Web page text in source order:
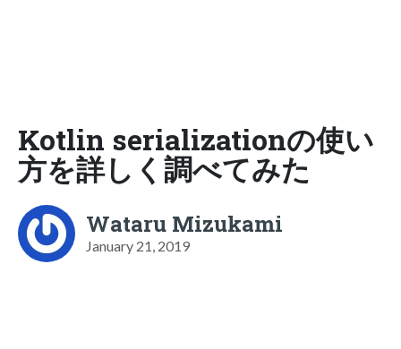
Kotlin serializationの使い
方を詳しく調べてみた
Wataru Mizukami
January 21, 2019